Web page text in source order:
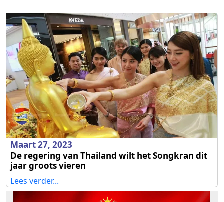
Maart 27, 2023
De regering van Thailand wilt het Songkran dit
jaar groots vieren
Lees verder...